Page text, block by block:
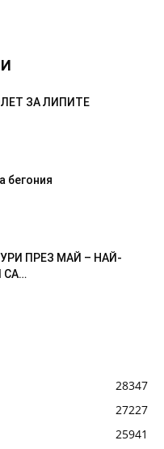
ЗА ЛИПИТЕ
бегония
ПРЕЗ МАЙ – НАЙ-
СА…
28347
27227
25941